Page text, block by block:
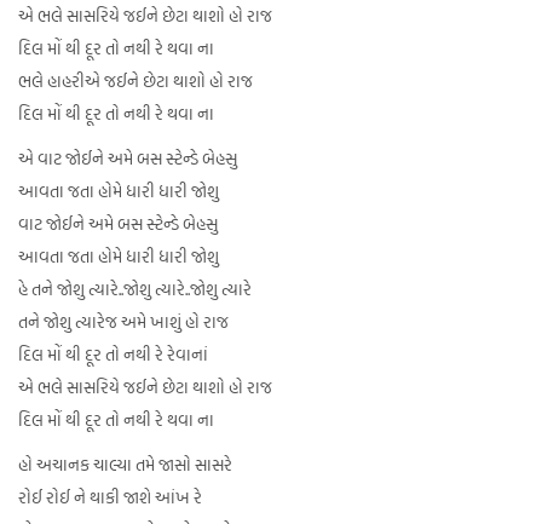
એ ભલે સાસરિયે જઈને છેટા થાશો હો રાજ
દિલ મોં થી દૂર તો નથી રે થવા ના
ભલે હાહરીએ જઈને છેટા થાશો હો રાજ
દિલ મોં થી દૂર તો નથી રે થવા ના
એ વાટ જોઈને અમે બસ સ્ટેન્ડે બેહસુ
આવતા જતા હોમે ધારી ધારી જોશુ
વાટ જોઈને અમે બસ સ્ટેન્ડે બેહસુ
આવતા જતા હોમે ધારી ધારી જોશુ
હે તને જોશુ ત્યારે..જોશુ ત્યારે..જોશુ ત્યારે
તને જોશુ ત્યારેજ અમે ખાશું હો રાજ
દિલ મોં થી દૂર તો નથી રે રેવાનાં
એ ભલે સાસરિયે જઈને છેટા થાશો હો રાજ
દિલ મોં થી દૂર તો નથી રે થવા ના
હો અચાનક ચાલ્યા તમે જાસો સાસરે
રોઈ રોઈ ને થાકી જાશે આંખ રે